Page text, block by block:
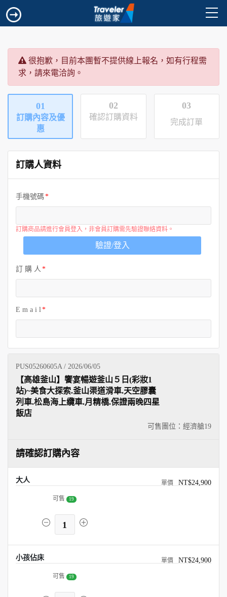
很抱歉，目前本團暫不提供線上報名，如有行程需
求，請來電洽詢。
01
訂購內容及優
惠
02
確認訂購資料
03
完成訂單
訂購人資料
手機號碼
訂購商品請進行會員登入，非會員訂購需先驗證聯絡資料。
驗證/登入
訂 購 人
E m a i l
PUS05260605A / 2026/06/05
可售團位：經濟艙19
【高雄釜山】饗宴暢遊釜山５日(彩妝1
站)~美食大探索.釜山渠道滑車.天空膠囊
列車.松島海上纜車.月精橋.保證兩晚四星
飯店
請確認訂購內容
大人 NT$24,900
可售 19
1
小孩佔床 NT$24,900
可售 19